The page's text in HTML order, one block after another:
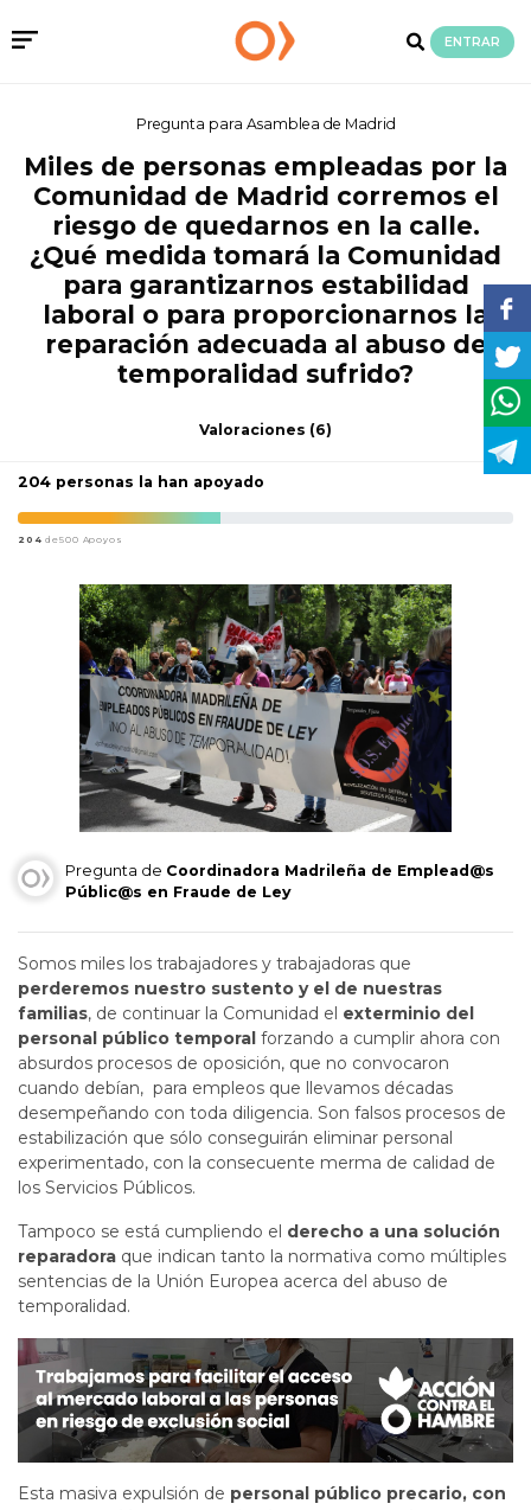
ENTRAR
Pregunta para Asamblea de Madrid
Miles de personas empleadas por la
Comunidad de Madrid corremos el
riesgo de quedarnos en la calle.
¿Qué medida tomará la Comunidad
para garantizarnos estabilidad
laboral o para proporcionarnos la
reparación adecuada al abuso de
temporalidad sufrido?
Valoraciones (6)
204 personas la han apoyado
204 de500 Apoyos
Pregunta de Coordinadora Madrileña de Emplead@s
Públic@s en Fraude de Ley
Somos miles los trabajadores y trabajadoras que
perderemos nuestro sustento y el de nuestras
familias, de continuar la Comunidad el exterminio del
personal público temporal forzando a cumplir ahora con
absurdos procesos de oposición, que no convocaron
cuando debían, para empleos que llevamos décadas
desempeñando con toda diligencia. Son falsos procesos de
estabilización que sólo conseguirán eliminar personal
experimentado, con la consecuente merma de calidad de
los Servicios Públicos.
Tampoco se está cumpliendo el derecho a una solución
reparadora que indican tanto la normativa como múltiples
sentencias de la Unión Europea acerca del abuso de
temporalidad.
Esta masiva expulsión de personal público precario, con